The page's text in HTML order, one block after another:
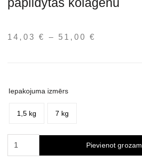
14,03€ – 51,00€
Iepakojuma izmērs
1,5 kg 7 kg
Pievienot grozam